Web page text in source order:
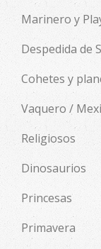
Marinero y
Despedida de
Cohetes y
Vaquero /
Religiosos
Dinosaurios
Princesas
Primavera